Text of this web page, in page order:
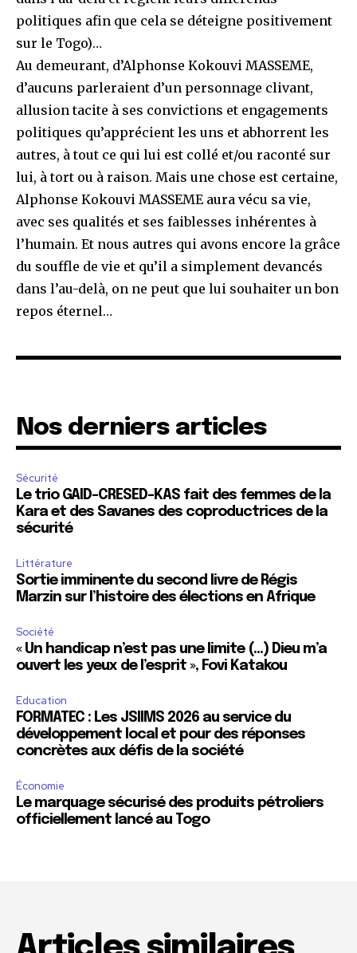
politiques afin que cela se déteigne positivement
sur le Togo)…
Au demeurant, d’Alphonse Kokouvi MASSEME,
d’aucuns parleraient d’un personnage clivant,
allusion tacite à ses convictions et engagements
politiques qu’apprécient les uns et abhorrent les
autres, à tout ce qui lui est collé et/ou raconté sur
lui, à tort ou à raison. Mais une chose est certaine,
Alphonse Kokouvi MASSEME aura vécu sa vie,
avec ses qualités et ses faiblesses inhérentes à
l’humain. Et nous autres qui avons encore la grâce
du souffle de vie et qu’il a simplement devancés
dans l’au-delà, on ne peut que lui souhaiter un bon
repos éternel…
Nos derniers articles
Sécurité
Le trio GAID-CRESED-KAS fait des femmes de la
Kara et des Savanes des coproductrices de la
sécurité
Littérature
Sortie imminente du second livre de Régis
Marzin sur l’histoire des élections en Afrique
Société
« Un handicap n’est pas une limite (…) Dieu m’a
ouvert les yeux de l’esprit », Fovi Katakou
Education
FORMATEC : Les JSIIMS 2026 au service du
développement local et pour des réponses
concrètes aux défis de la société
Économie
Le marquage sécurisé des produits pétroliers
officiellement lancé au Togo